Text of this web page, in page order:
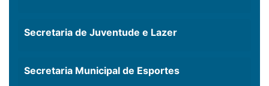
Secretaria de Juventude e Lazer
Secretaria Municipal de Esportes